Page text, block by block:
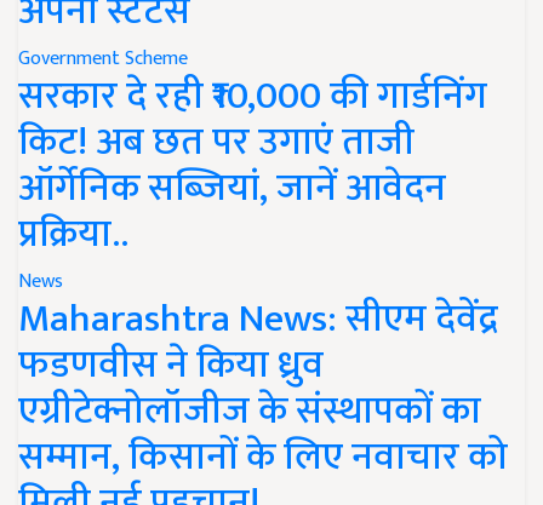
Government Scheme
सरकार दे रही ₹10,000 की गार्डनिंग
किट! अब छत पर उगाएं ताजी
ऑर्गेनिक सब्जियां, जानें आवेदन
प्रक्रिया..
News
Maharashtra News: सीएम देवेंद्र
फडणवीस ने किया ध्रुव
एग्रीटेक्नोलॉजीज के संस्थापकों का
सम्मान, किसानों के लिए नवाचार को